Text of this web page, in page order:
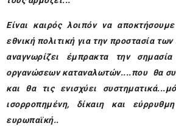
Είναι καιρός λοιπόν να
εθνική πολιτική για την προστασία
αναγνωρίζει έμπρακτα την
οργανώσεων καταναλωτών....που θα
και θα τις ενισχύει
ισορροπημένη, δίκαιη και
ευρωπαϊκή..